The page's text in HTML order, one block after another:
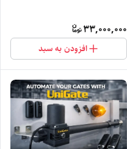
33,000,000
افزودن به سبد